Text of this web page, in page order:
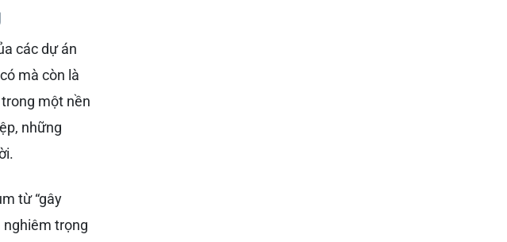
các dự án
mà còn là
một nền
những
từ “gây
nghiêm trọng